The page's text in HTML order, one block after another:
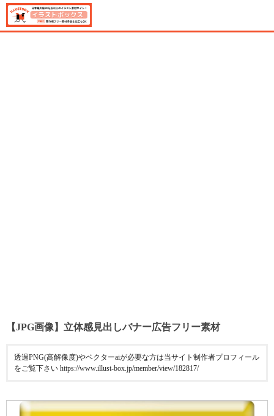
【JPG画像】立体感見出しバナー広告フリー素材
透過PNG(高解像度)やベクターaiが必要な方は当サイト制作者プロフィール
をご覧下さい https://www.illust-box.jp/member/view/182817/